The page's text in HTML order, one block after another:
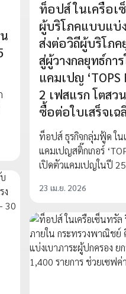
ท็อปส์ ในเครือเ
ผู้บริโภคแบบแบ่
ส่งต่อวิถีผู้บริโภค
สู่ผู้วางกลยุทธ์กา
แคมเปญ ‘TOPS
2 เฟสแรก โตสว
ซื้อต่อใบเสร็จเฉ
ท็อปส์ ธุรกิจกลุ่มฟู้ด ใน
แคมเปญสติ๊กเกอร์
เปิดตัวแคมเปญในปี
23 เม.ย. 2026